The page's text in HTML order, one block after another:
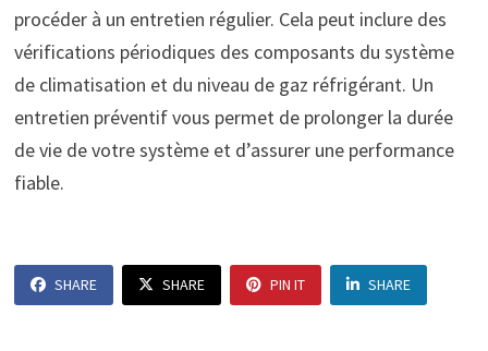
procéder à un entretien régulier. Cela peut inclure des
vérifications périodiques des composants du système
de climatisation et du niveau de gaz réfrigérant. Un
entretien préventif vous permet de prolonger la durée
de vie de votre système et d’assurer une performance
fiable.
SHARE SHARE PIN IT SHARE